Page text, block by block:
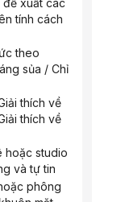
tính cách
sủa / Chỉ
thích về
và tự tin